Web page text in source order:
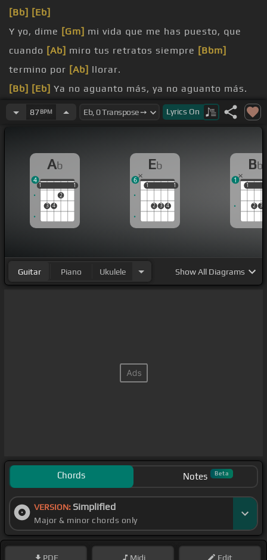
[Bb] [Eb]
Y yo, dime [Gm] mi vida que me has puesto, que
cuando [Ab] miro tus retratos siempre [Bbm]
termino por [Ab] llorar.
[Bb] [Eb] Ya no aguanto más, ya no aguanto más.
Y yo, te estoy
[Gm]llorando como un niño, como
quieres que viva solo, si me hace[Bb]falta tu
Ven pronto mi amor,
[Bb]
ven pronto mi amor, ven pronto mi amor.
87BPM Lyrics On
Ab
1
3 4
2
1
1 1
4
Eb
1
2 3 4
1
1 1
6
Bb
1
2 3
1
1
Guitar Piano Ukulele ShowAll Diagrams
Chords Notes Beta
VERSION: Simplified
Major & minor chords only
PDF Midi Edit